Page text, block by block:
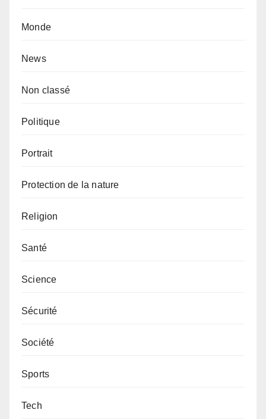
Monde
News
Non classé
Politique
Portrait
Protection de la nature
Religion
Santé
Science
Sécurité
Société
Sports
Tech